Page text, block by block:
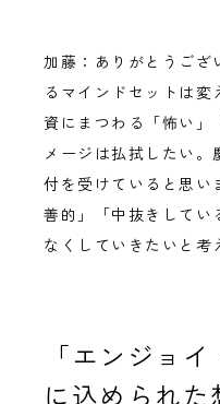
加藤：ありがとうござ
るマインドセットは
資にまつわる「怖い」
メージは払拭したい。
付を受けていると思い
善的」「中抜きしてい
なくしていきたいと考
「エンジョ
に込められた